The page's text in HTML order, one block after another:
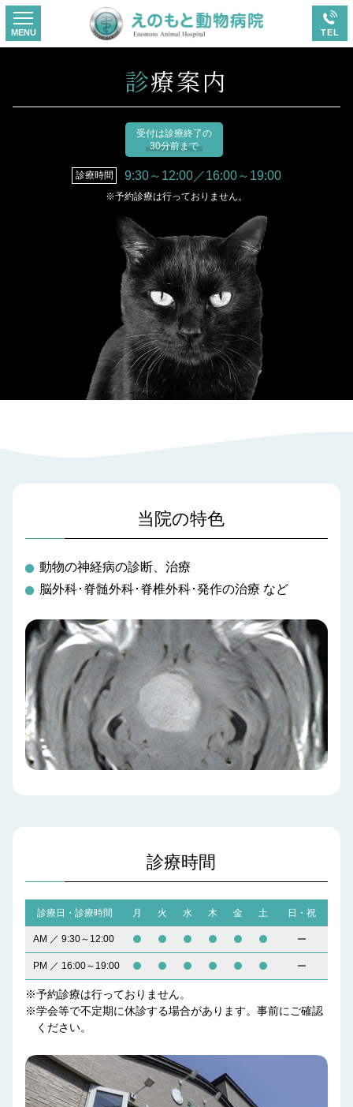
診療案内
受付は診療終了の
30分前まで
診療時間 9:30～12:00／16:00～19:00
※予約診療は行っておりません。
当院の特色
動物の神経病の診断、治療
脳外科･脊髄外科･脊椎外科･発作の治療 など
診療時間
診療日・診療時間 月 火 水 木 金 土 日・祝
AM ／ 9:30～12:00
PM ／ 16:00～19:00
※予約診療は行っておりません。
※学会等で不定期に休診する場合があります。事前にご確認
ください。